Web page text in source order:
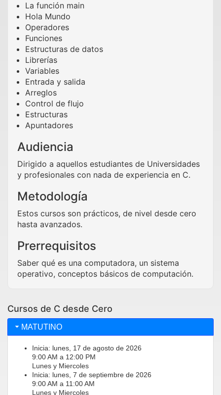
La función main
Hola Mundo
Operadores
Funciones
Estructuras de datos
Librerías
Variables
Entrada y salida
Arreglos
Control de flujo
Estructuras
Apuntadores
Audiencia
Dirigido a aquellos estudiantes de Universidades
y profesionales con nada de experiencia en C.
Metodología
Estos cursos son prácticos, de nivel desde cero
hasta avanzados.
Prerrequisitos
Saber qué es una computadora, un sistema
operativo, conceptos básicos de computación.
Cursos de C desde Cero
MATUTINO
Inicia: lunes, 17 de agosto de 2026
9:00 AM a 12:00 PM
Lunes y Miercoles
Inicia: lunes, 7 de septiembre de 2026
9:00 AM a 11:00 AM
Lunes y Miercoles